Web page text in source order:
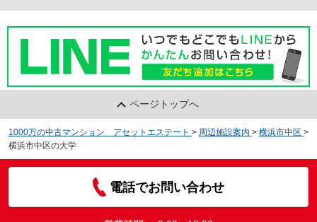
ページトップへ
1000万の中古マンション アセットエステート > 周辺施設案内 > 横浜市中区 >
横浜市中区の大学
電話でお問い合わせ